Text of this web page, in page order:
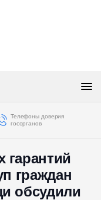
Телефоны доверия
госорганов
граждан
обсудили